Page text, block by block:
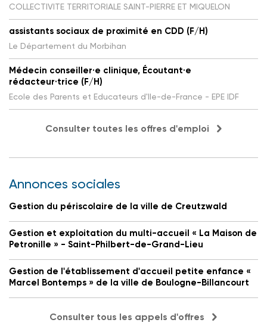
COLLECTIVITE TERRITORIALE SAINT-PIERRE ET MIQUELON
assistants sociaux de proximité en CDD (F/H)
Le Département du Morbihan
Médecin conseiller·e clinique, Écoutant·e
rédacteur·trice (F/H)
Ecole des Parents et Educateurs d'Ile-de-France - EPE IDF
Consulter toutes les offres d'emploi
Annonces sociales
Gestion du périscolaire de la ville de Creutzwald
Gestion et exploitation du multi-accueil « La Maison de
Petronille » - Saint-Philbert-de-Grand-Lieu
Gestion de l'établissement d'accueil petite enfance «
Marcel Bontemps » de la ville de Boulogne-Billancourt
Consulter tous les appels d'offres